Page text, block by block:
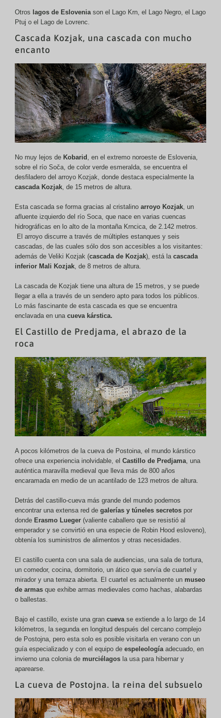
Otros lagos de Esloveniason el Lago Krn, el Lago Negro, el Lago
Ptuj o el Lago de Lovrenc.
Cascada Kozjak, una cascada con mucho
encanto
No muy lejos de Kobarid , en el extremo noroeste de Eslovenia,
sobre el río Soča, de color verde esmeralda, se encuentra el
desfiladero del arroyo Kozjak, donde destaca especialmente la
cascada Kozjak, de 15 metros de altura.
Esta cascada se forma gracias al cristalino arroyo Kozjak, un
afluente izquierdo del río Soca, que nace en varias cuencas
hidrográficas en lo alto de la montaña Krncica, de 2.142 metros.
El arroyo discurre a través de múltiples estanques y seis
cascadas, de las cuales sólo dos son accesibles a los visitantes:
además de Veliki Kozjak (cascada de Kozjak), está la cascada
inferior Mali Kozjak, de 8 metros de altura.
La cascada de Kozjak tiene una altura de 15 metros, y se puede
llegar a ella a través de un sendero apto para todos los públicos.
Lo más fascinante de esta cascada es que se encuentra
enclavada en una cueva kárstica.
El Castillo de Predjama, el abrazo de la
roca
A pocos kilómetros de la cueva de Postoina, el mundo kárstico
ofrece una experiencia inolvidable, el Castillo de Predjama, una
auténtica maravilla medieval que lleva más de 800 años
encaramada en medio de un acantilado de 123 metros de altura.
Detrás del castillo-cueva más grande del mundo podemos
encontrar una extensa red de galerías y túneles secretos por
donde Erasmo Lueger (valiente caballero que se resistió al
emperador y se convirtió en una especie de Robin Hood esloveno),
obtenía los suministros de alimentos y otras necesidades.
El castillo cuenta con una sala de audiencias, una sala de tortura,
un comedor, cocina, dormitorio, un ático que servía de cuartel y
mirador y una terraza abierta. El cuartel es actualmente un museo
de armas que exhibe armas medievales como hachas, alabardas
o ballestas.
Bajo el castillo, existe una gran cuevase extiende a lo largo de 14
kilómetros, la segunda en longitud después del cercano complejo
de Postojna, pero esta solo es posible visitarla en verano con un
guía especializado y con el equipo de espeleologíaadecuado, en
invierno una colonia de murciélagos la usa para hibernar y
aparearse.
La cueva de Postojna. la reina del subsuelo